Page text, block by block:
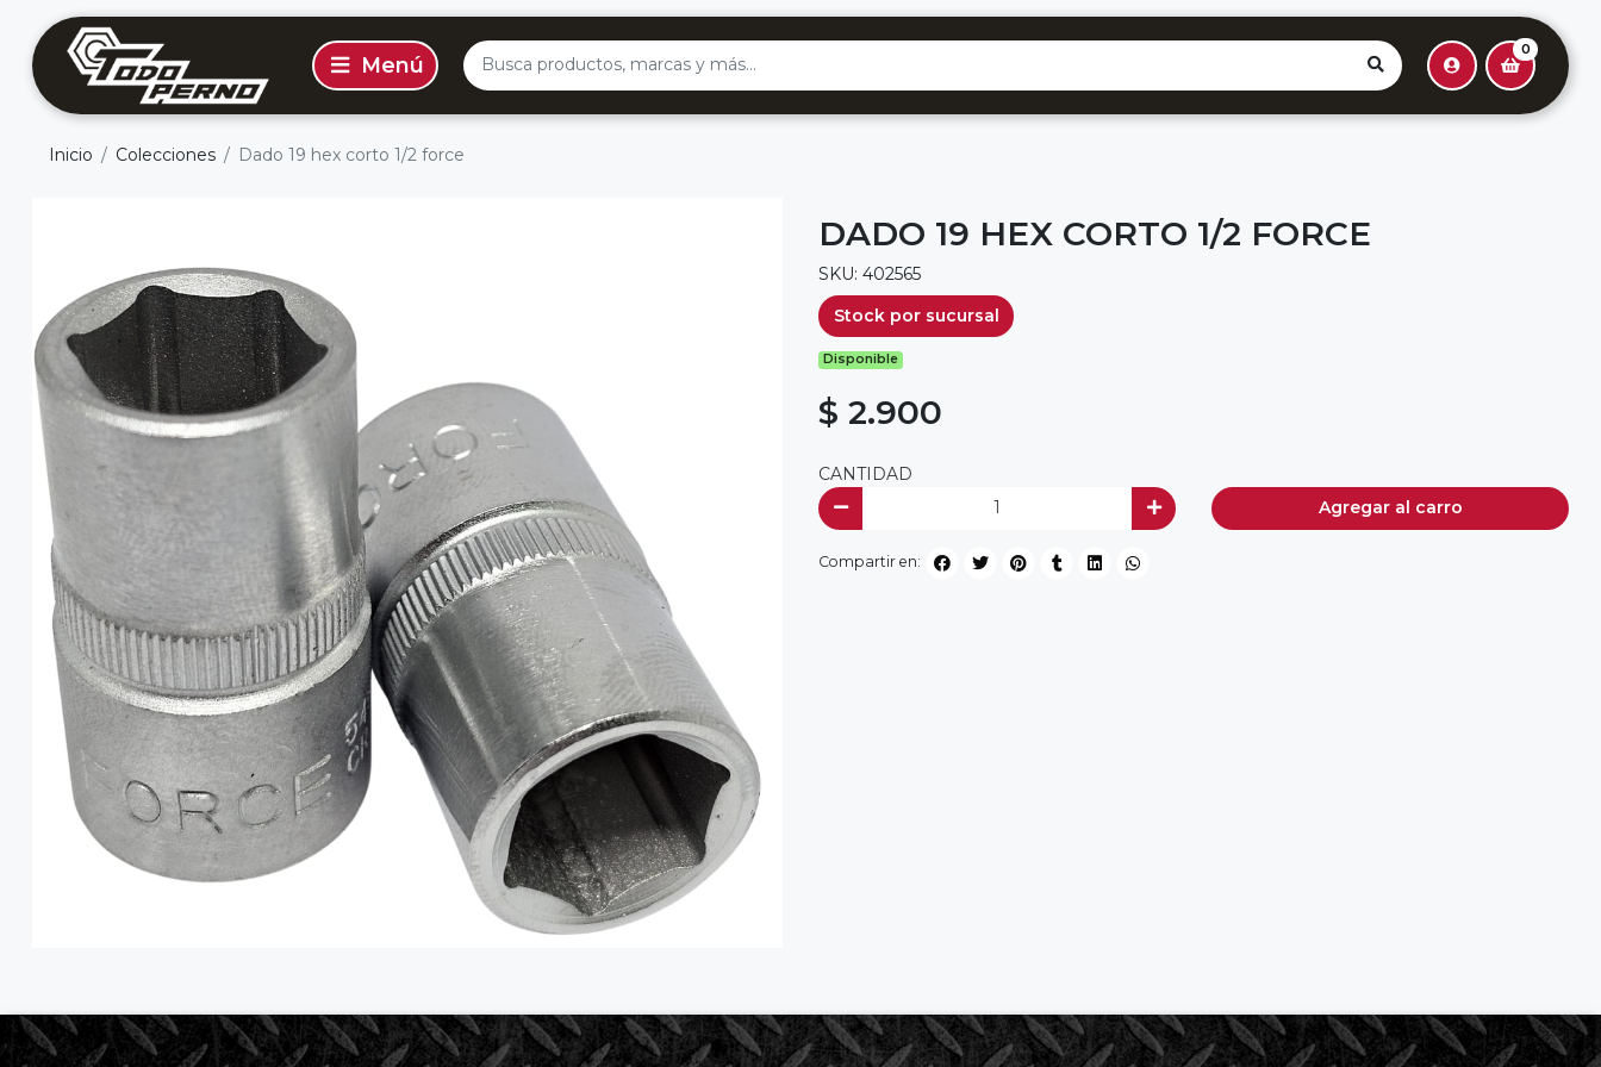
0
Inicio Colecciones Dado 19 hex corto 1/2 force
DADO 19 HEX CORTO 1/2 FORCE
SKU: 402565
Stock por sucursal
Disponible
$ 2.900
CANTIDAD
Agregar al carro
Compartir en: